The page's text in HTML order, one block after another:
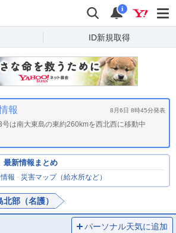
検索 通知
i
ID新規取得
報 8月6日 8時45分発表
号は南大東島の東約260kmを西北西に移動中
新情報まとめ
報 - 災害マップ（給水所など）
北部（名護）
パーソナル天気に追加